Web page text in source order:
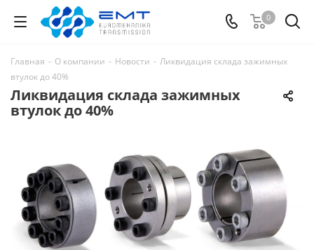
0
Главная - О компании - Новости - Ликвидация склада зажимных
втулок до 40%
Ликвидация склада зажимных
втулок до 40%